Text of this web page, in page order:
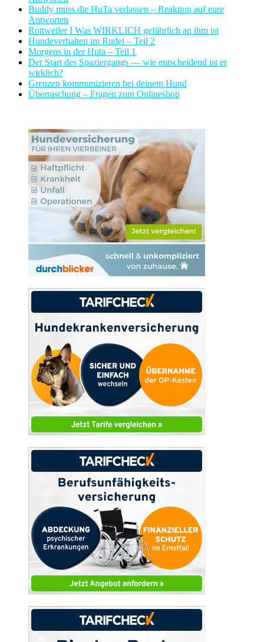
Buddy muss die HuTa verlassen – Reaktion auf eure
Antworten
Rottweiler I Was WIRKLICH gefährlich an ihm ist
Hundeverhalten im Rudel – Teil 2
Morgens in der Huta – Teil 1
Der Start des Spaziergangs — wie entscheidend ist er
wirklich?
Grenzen kommunizieren bei deinem Hund
Überraschung – Fragen zum Onlineshop